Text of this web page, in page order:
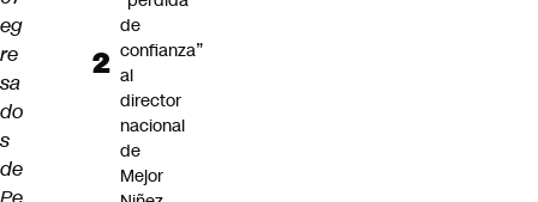
eg
re
sa
do
s
de
de
confianza”
al
director
nacional
de
Mejor